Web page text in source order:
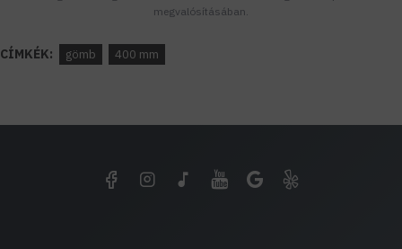
megvalósításában.
CÍMKÉK: gömb 400 mm